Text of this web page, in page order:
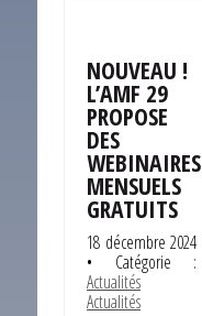
NOUVEAU !
L’AMF 29
PROPOSE
DES
WEBINAIRES
MENSUELS
GRATUITS
18 décembre 2024
• Catégorie :
Actualités
Actualités